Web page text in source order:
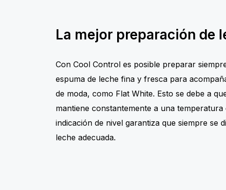
La mejor preparación de
Con Cool Control es posible preparar
espuma de leche fina y fresca para
de moda, como Flat White. Esto se debe a
mantiene constantemente a una temperatura
indicación de nivel garantiza que siempre se
leche adecuada.